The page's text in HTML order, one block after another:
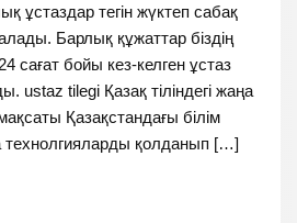
ұстаздар тегін жүктеп сабақ
Барлық құжаттар біздің
сағат бойы кез-келген ұстаз
ustaz tilegi Қазақ тіліндегі жаңа
Қазақстандағы білім
технолгияларды қолданып […]